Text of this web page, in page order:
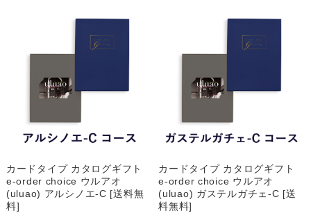
カードタイプ カタログギフト
e-order choice ウルアオ
(uluao) アルシノエ-C [送料無
料]
カードタイプ カタログギフト
e-order choice ウルアオ
(uluao) ガステルガチェ-C [送
料無料]